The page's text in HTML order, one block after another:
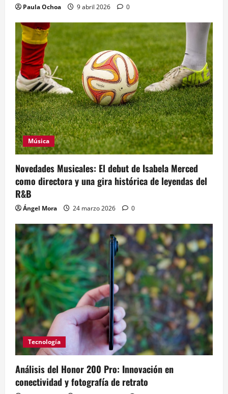
Paula Ochoa 9 abril 2026 0
Música
Novedades Musicales: El debut de Isabela Merced
como directora y una gira histórica de leyendas del
R&B
Ángel Mora 24 marzo 2026 0
Tecnología
Análisis del Honor 200 Pro: Innovación en
conectividad y fotografía de retrato